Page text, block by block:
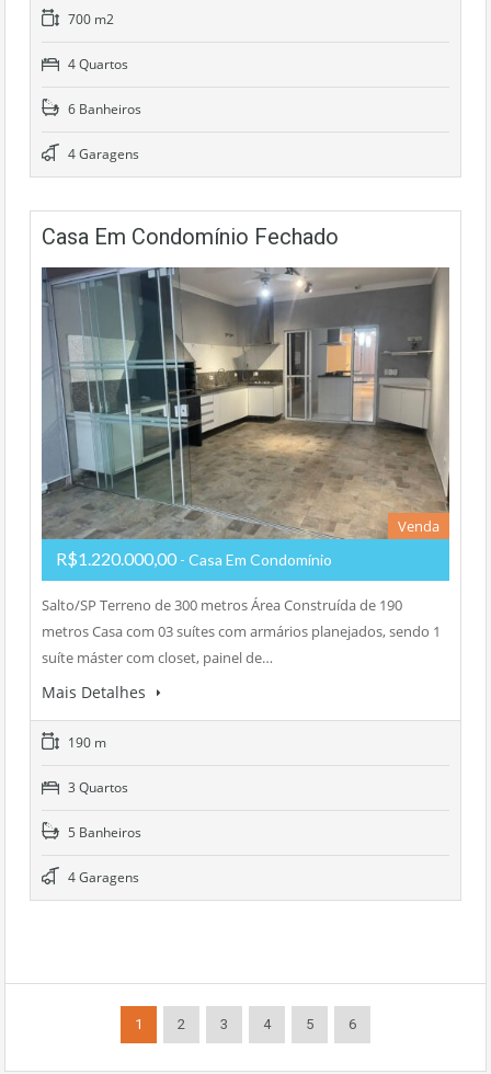
700 m2
4 Quartos
6 Banheiros
4 Garagens
Casa Em Condomínio Fechado
Venda
R$1.220.000,00 - Casa Em Condomínio
Salto/SP Terreno de 300 metros Área Construída de 190
metros Casa com 03 suítes com armários planejados, sendo 1
suíte máster com closet, painel de…
Mais Detalhes
190 m
3 Quartos
5 Banheiros
4 Garagens
1 2 3 4 5 6